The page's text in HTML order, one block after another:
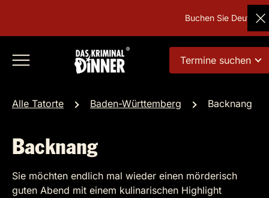
Buchen Sie
Termine suchen
Alle Tatorte Baden-Württemberg Backnang
Backnang
Sie möchten endlich mal wieder einen mörderisch
guten Abend mit einem kulinarischen Highlight